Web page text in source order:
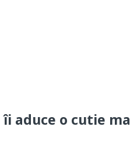
aduce o cutie